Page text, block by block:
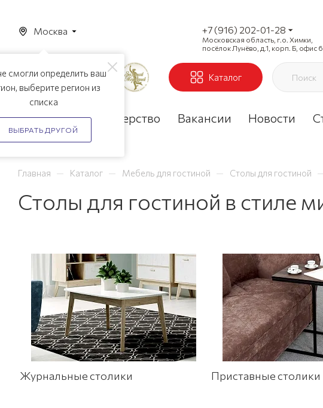
Москва
смогли определить ваш
выберите регион из
списка
ВЫБРАТЬ ДРУГОЙ
+7 (916) 202-01-28
Московская область, г.о. Химки,
посёлок Лунёво, д.1, корп. Б, офис 6
Каталог
Акции Партнерство Вакансии Новости
Главная — Каталог — Мебель для гостиной — Столы для гостиной
Столы для гостиной в стиле
Журнальные столики Приставные столики